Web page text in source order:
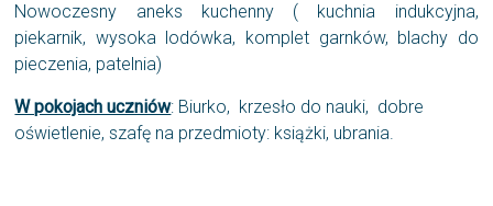
Nowoczesny aneks kuchenny ( kuchnia indukcyjna,
piekarnik, wysoka lodówka, komplet garnków, blachy do
pieczenia, patelnia)
W pokojach uczniów: Biurko, krzesło do nauki, dobre
oświetlenie, szafę na przedmioty: książki, ubrania.